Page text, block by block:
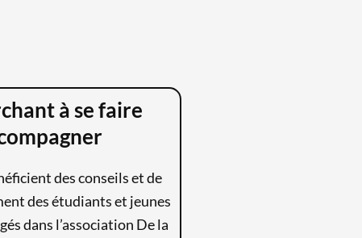
à se faire
des conseils et de
des étudiants et jeunes
dans l’association De la